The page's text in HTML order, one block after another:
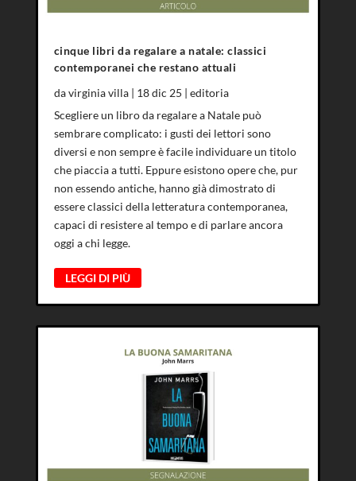
cinque libri da regalare a natale: classici
contemporanei che restano attuali
davirginia villa| 18 dic 25 | editoria
Scegliere un libro da regalare a Natale può
sembrare complicato: i gusti dei lettori sono
diversi e non sempre è facile individuare un titolo
che piaccia a tutti. Eppure esistono opere che, pur
non essendo antiche, hanno già dimostrato di
essere classici della letteratura contemporanea,
capaci di resistere al tempo e di parlare ancora
oggi a chi legge.
LEGGI DI PIÙ